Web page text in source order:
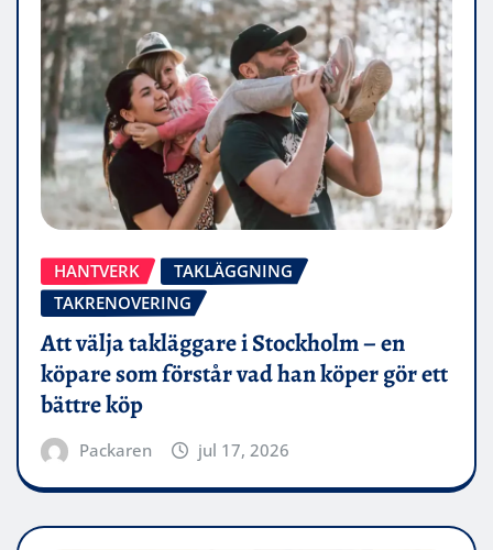
HANTVERK
TAKLÄGGNING
TAKRENOVERING
Att välja takläggare i Stockholm – en
köpare som förstår vad han köper gör ett
bättre köp
Packaren jul 17, 2026